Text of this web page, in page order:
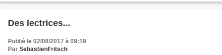
Des lectrices...
Publié le 02/08/2017 à 09:19
Par SebastienFritsch